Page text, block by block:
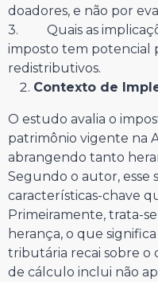
doadores, e não por
3. Quais as
imposto tem potencial
redistributivos.
Contexto de
O estudo avalia o
patrimônio vigente na
abrangendo tanto
Segundo o autor, esse
características-chave
Primeiramente, trata-
herança, o que
tributária recai sobre o
de cálculo inclui não